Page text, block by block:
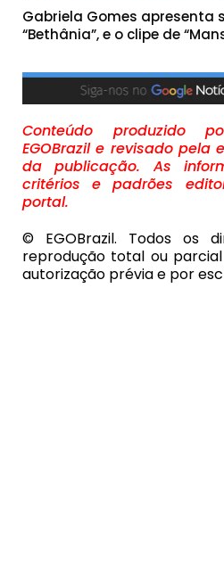
Gabriela Gomes apresenta
“Bethânia”, e o clipe de
Conteúdo produzido
EGOBrazil e revisado pela
da publicação. As
critérios e padrões
portal.
© EGOBrazil. Todos os
reprodução total ou
autorização prévia e por